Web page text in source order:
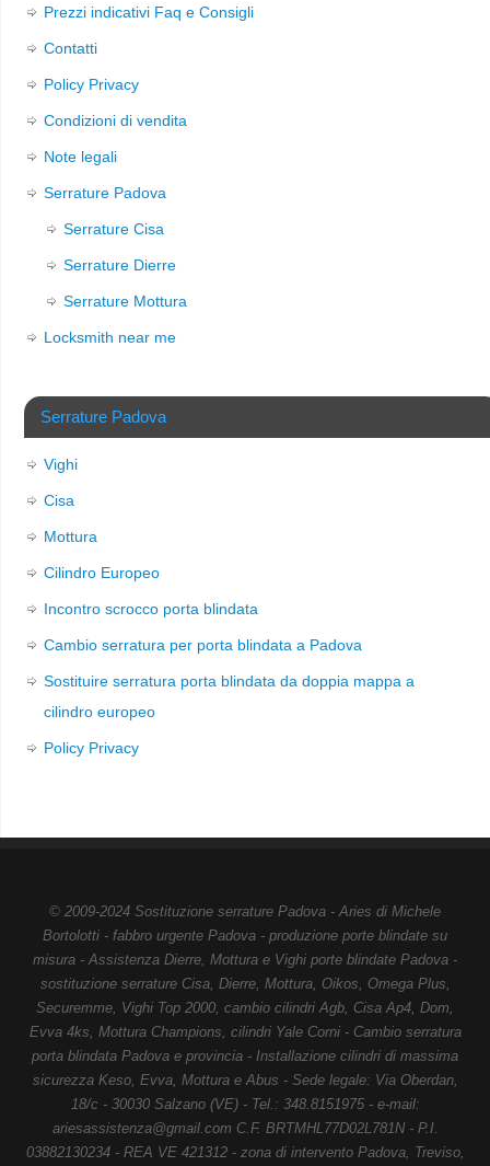
Prezzi indicativi Faq e Consigli
Contatti
Policy Privacy
Condizioni di vendita
Note legali
Serrature Padova
Serrature Cisa
Serrature Dierre
Serrature Mottura
Locksmith near me
Serrature Padova
Vighi
Cisa
Mottura
Cilindro Europeo
Incontro scrocco porta blindata
Cambio serratura per porta blindata a Padova
Sostituire serratura porta blindata da doppia mappa a
cilindro europeo
Policy Privacy
© 2009-2024 Sostituzione serrature Padova - Aries di Michele
Bortolotti - fabbro urgente Padova - produzione porte blindate su
misura - Assistenza Dierre, Mottura e Vighi porte blindate Padova -
sostituzione serrature Cisa, Dierre, Mottura, Oikos, Omega Plus,
Securemme, Vighi Top 2000, cambio cilindri Agb, Cisa Ap4, Dom,
Evva 4ks, Mottura Champions, cilindri Yale Corni - Cambio serratura
porta blindata Padova e provincia - Installazione cilindri di massima
sicurezza Keso, Evva, Mottura e Abus - Sede legale: Via Oberdan,
18/c - 30030 Salzano (VE) - Tel.: 348.8151975 - e-mail:
ariesassistenza@gmail.com C.F. BRTMHL77D02L781N - P.I.
03882130234 - REA VE 421312 - zona di intervento Padova, Treviso,